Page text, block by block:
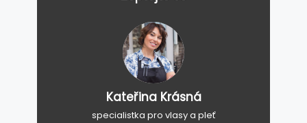
Kateřina Krásná
specialistka pro vlasy a pleť